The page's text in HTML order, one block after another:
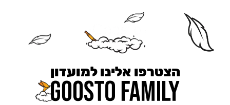
הצטרפו אלינו למועדון